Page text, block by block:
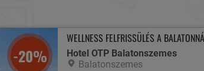
-20%
WELLNESS FELFRISSÜLÉS A
Hotel OTP Balatonszemes
Balatonszemes